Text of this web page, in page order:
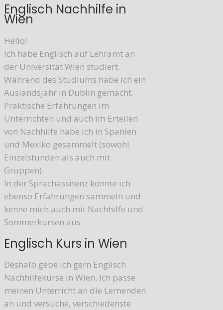
Englisch Nachhilfe in
Wien
Hello!
Ich habe Englisch auf Lehramt an
der Universität Wien studiert.
Während des Studiums habe ich ein
Auslandsjahr in Dublin gemacht.
Praktische Erfahrungen im
Unterrichten und auch im Erteilen
von Nachhilfe habe ich in Spanien
und Mexiko gesammelt (sowohl
Einzelstunden als auch mit
Gruppen).
In der Sprachassitenz konnte ich
ebenso Erfahrungen sammeln und
kenne mich auch mit Nachhilfe und
Sommerkursen aus.
Englisch Kurs in Wien
Deshalb gebe ich gern Englisch
Nachhilfekurse in Wien. Ich passe
meinen Unterricht an die Lernenden
an und versuche, verschiedenste